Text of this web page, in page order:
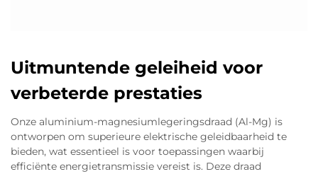
Uitmuntende geleiheid voor
verbeterde prestaties
Onze aluminium-magnesiumlegeringsdraad (Al-Mg) is
ontworpen om superieure elektrische geleidbaarheid te
bieden, wat essentieel is voor toepassingen waarbij
efficiënte energietransmissie vereist is. Deze draad